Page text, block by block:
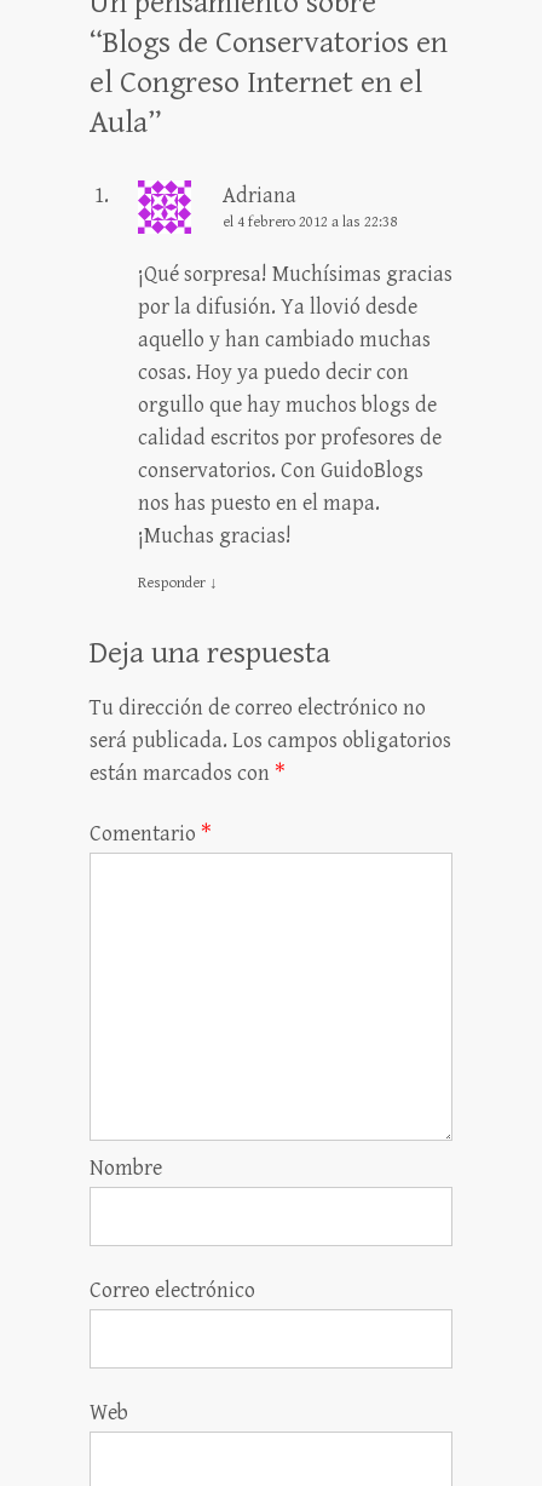
“Blogs de Conservatorios en
el Congreso Internet en el
Aula”
Adriana
el 4 febrero 2012 a las 22:38
¡Qué sorpresa! Muchísimas gracias
por la difusión. Ya llovió desde
aquello y han cambiado muchas
cosas. Hoy ya puedo decir con
orgullo que hay muchos blogs de
calidad escritos por profesores de
conservatorios. Con GuidoBlogs
nos has puesto en el mapa.
¡Muchas gracias!
Responder ↓
Deja una respuesta
Tu dirección de correo electrónico no
será publicada. Los campos obligatorios
están marcados con *
Comentario *
Nombre
Correo electrónico
Web